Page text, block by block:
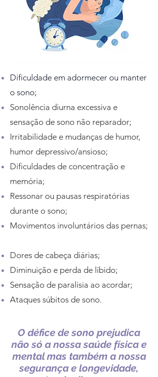
Dificuldade em adormecer ou manter
o sono;
Sonolência diurna excessiva e
sensação de sono não reparador;
Irritabilidade e mudanças de humor,
humor depressivo/ansioso;
Dificuldades de concentração e
memória;
Ressonar ou pausas respiratórias
durante o sono;
Movimentos involuntários das pernas;
Dores de cabeça diárias;
Diminuição e perda de líbido;
Sensação de paralisia ao acordar;
Ataques súbitos de sono.
O défice de sono prejudica
não só a nossa saúde física e
mental mas também a nossa
segurança e longevidade,